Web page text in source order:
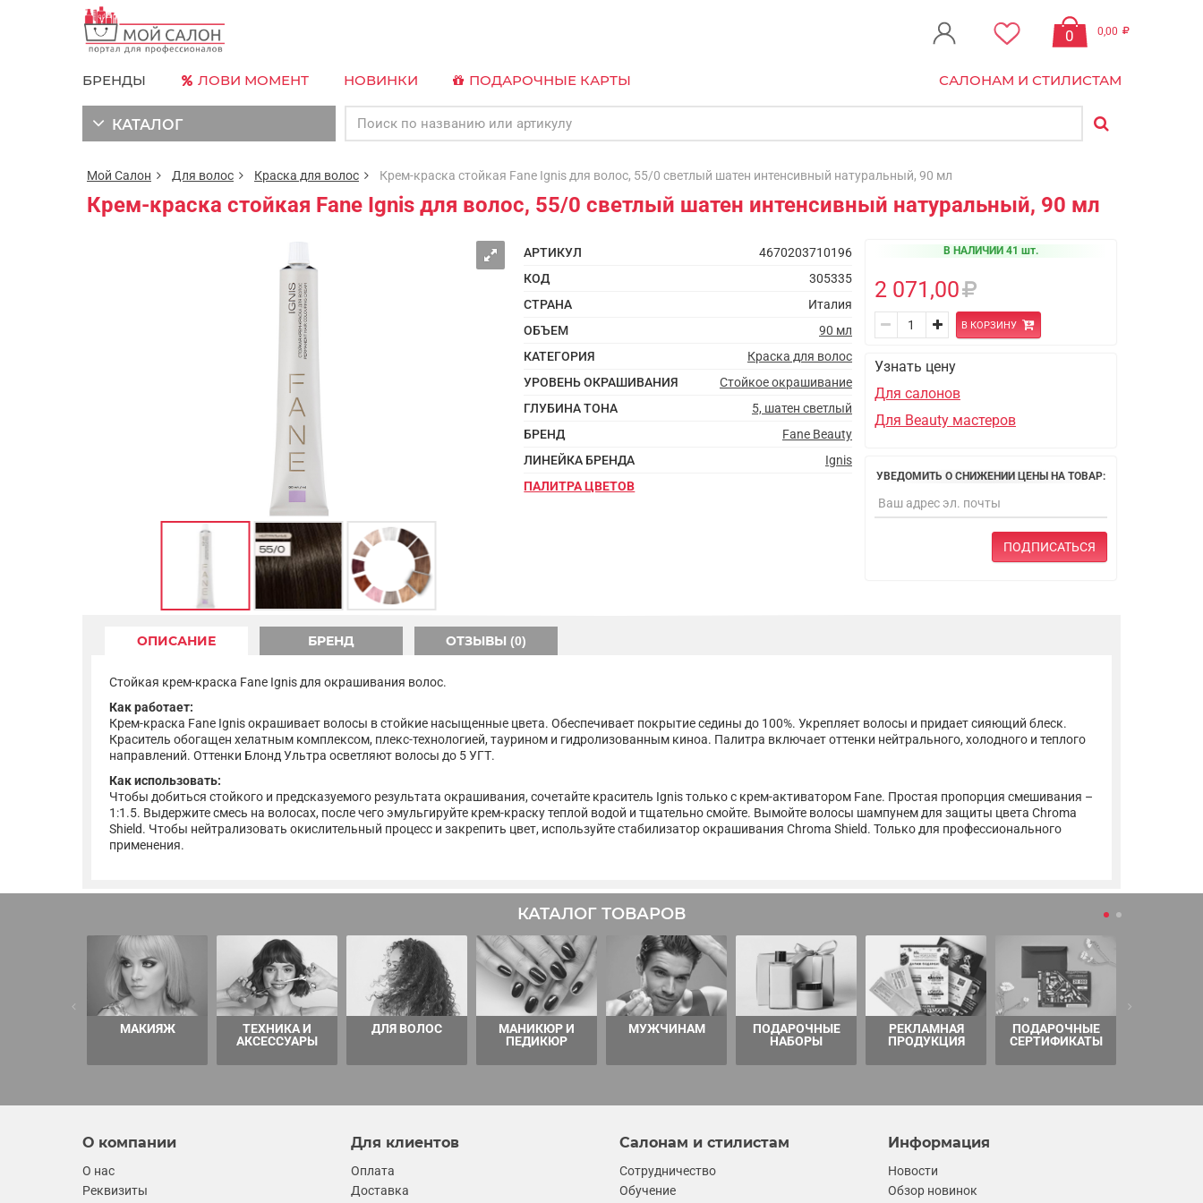
0 0,00
БРЕНДЫ ЛОВИ МОМЕНТ НОВИНКИ ПОДАРОЧНЫЕ КАРТЫ САЛОНАМ И СТИЛИСТАМ
КАТАЛОГ
Мой Салон Для волос Краска для волос Крем-краска стойкая Fane Ignis для волос, 55/0 светлый шатен интенсивный натуральный, 90 мл
Крем-краска стойкая Fane Ignis для волос, 55/0 светлый шатен интенсивный натуральный, 90 мл
АРТИКУЛ
4670203710196
КОД
305335
СТРАНА
Италия
ОБЪЕМ
90 мл
КАТЕГОРИЯ
Краска для волос
УРОВЕНЬ ОКРАШИВАНИЯ
Стойкое окрашивание
ГЛУБИНА ТОНА
5, шатен светлый
БРЕНД
Fane Beauty
ЛИНЕЙКА БРЕНДА
Ignis
ПАЛИТРА ЦВЕТОВ
В НАЛИЧИИ 41 шт.
2 071,00
В КОРЗИНУ
Узнать цену
Для салонов
Для Beauty мастеров
УВЕДОМИТЬ О СНИЖЕНИИ ЦЕНЫ НА ТОВАР:
ПОДПИСАТЬСЯ
ОПИСАНИЕ БРЕНД ОТЗЫВЫ (0)
Стойкая крем-краска Fane Ignis для окрашивания волос.
Как работает:
Крем-краска Fane Ignis окрашивает волосы в стойкие насыщенные цвета. Обеспечивает покрытие седины до 100%. Укрепляет волосы и придает сияющий блеск.
Краситель обогащен хелатным комплексом, плекс-технологией, таурином и гидролизованным киноа. Палитра включает оттенки нейтрального, холодного и теплого
направлений. Оттенки Блонд Ультра осветляют волосы до 5 УГТ.
Как использовать:
Чтобы добиться стойкого и предсказуемого результата окрашивания, сочетайте краситель Ignis только с крем-активатором Fane. Простая пропорция смешивания –
1:1.5. Выдержите смесь на волосах, после чего эмульгируйте крем-краску теплой водой и тщательно смойте. Вымойте волосы шампунем для защиты цвета Chroma
Shield. Чтобы нейтрализовать окислительный процесс и закрепить цвет, используйте стабилизатор окрашивания Chroma Shield. Только для профессионального
применения.
КАТАЛОГ ТОВАРОВ
МАКИЯЖ
ТЕХНИКА И
АКСЕССУАРЫ
ДЛЯ ВОЛОС
МАНИКЮР И
ПЕДИКЮР
МУЖЧИНАМ
ПОДАРОЧНЫЕ
НАБОРЫ
РЕКЛАМНАЯ
ПРОДУКЦИЯ
ПОДАРОЧНЫЕ
СЕРТИФИКАТЫ
О компании
О нас
Реквизиты
Для клиентов
Оплата
Доставка
Салонам и стилистам
Сотрудничество
Обучение
Информация
Новости
Обзор новинок